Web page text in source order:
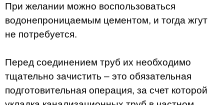
При желании можно воспользоваться
водонепроницаемым цементом, и тогда жгут
не потребуется.
Перед соединением труб их необходимо
тщательно зачистить – это обязательная
подготовительная операция, за счет которой